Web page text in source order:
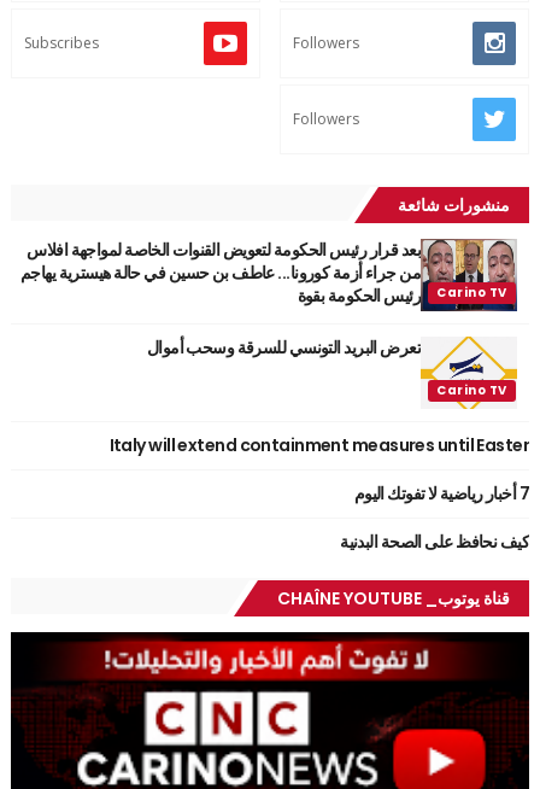
Followers
Subscribes
Followers
منشورات شائعة
بعد قرار رئيس الحكومة لتعويض القنوات الخاصة لمواجهة افلاس
من جراء أزمة كورونا... عاطف بن حسين في حالة هيسترية يهاجم
رئيس الحكومة بقوة
تعرض البريد التونسي للسرقة وسحب أموال
Italy will extend containment measures until Easter
7 أخبار رياضية لا تفوتك اليوم
كيف نحافظ على الصحة البدنية
قناة يوتوب_ CHAÎNE YOUTUBE